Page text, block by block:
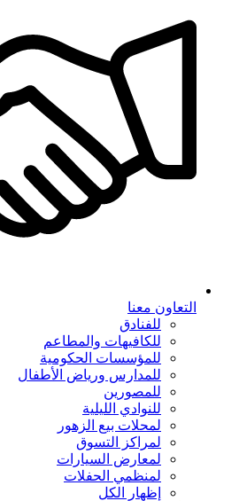
التعاون معنا
للفنادق
للكافيهات والمطاعم
للمؤسسات الحكومية
للمدارس ورياض الأطفال
للمصورين
للنوادي الليلية
لمحلات بيع الزهور
لمراكز التسوق
لمعارض السيارات
لمنظمي الحفلات
إظهار الكل